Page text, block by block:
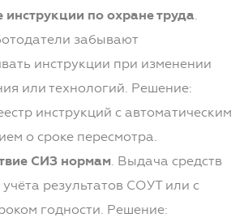
инструкции по охране труда.
забывают
инструкции при изменении
или технологий. Решение:
инструкций с автоматическим
о сроке пересмотра.
СИЗ нормам. Выдача средств
результатов СОУТ или с
годности. Решение: